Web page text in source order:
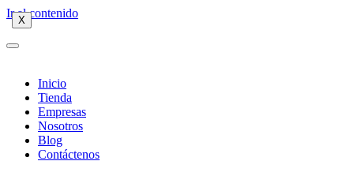
Ir al contenido
Inicio
Tienda
Empresas
Nosotros
Blog
Contáctenos
X
X
X